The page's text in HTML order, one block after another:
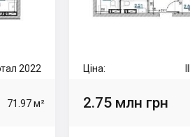
2022
71.97 м²
Ціна:
2.75 млн грн